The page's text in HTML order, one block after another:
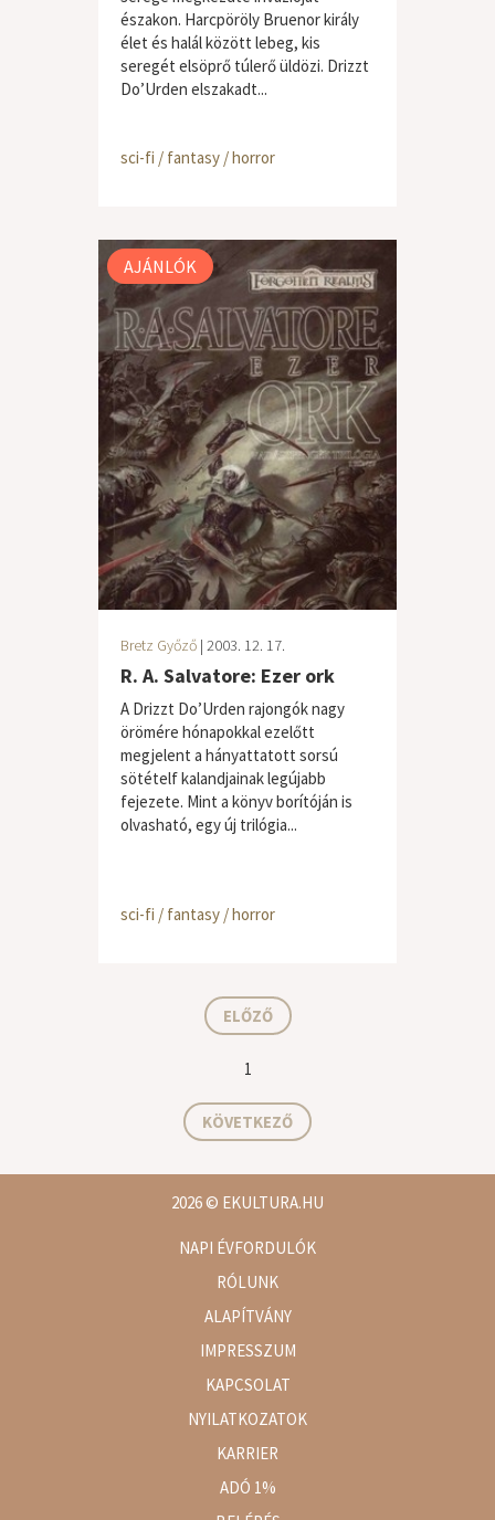
északon. Harcpöröly Bruenor király
élet és halál között lebeg, kis
seregét elsöprő túlerő üldözi. Drizzt
Do’Urden elszakadt...
sci-fi / fantasy / horror
AJÁNLÓK
Bretz Győző | 2003. 12. 17.
R. A. Salvatore: Ezer ork
A Drizzt Do’Urden rajongók nagy
örömére hónapokkal ezelőtt
megjelent a hányattatott sorsú
sötételf kalandjainak legújabb
fejezete. Mint a könyv borítóján is
olvasható, egy új trilógia...
sci-fi / fantasy / horror
ELŐZŐ
1
KÖVETKEZŐ
2026© EKULTURA.HU
NAPI ÉVFORDULÓK
RÓLUNK
ALAPÍTVÁNY
IMPRESSZUM
KAPCSOLAT
NYILATKOZATOK
KARRIER
ADÓ 1%